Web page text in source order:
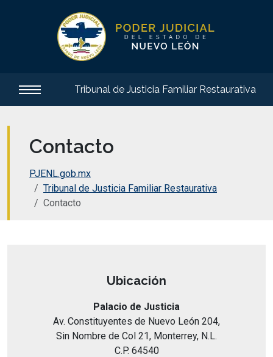
Tribunal de Justicia Familiar Restaurativa
Contacto
PJENL.gob.mx
Tribunal de Justicia Familiar Restaurativa
Contacto
Ubicación
Palacio de Justicia
Av. Constituyentes de Nuevo León 204,
Sin Nombre de Col 21, Monterrey, N.L.
C.P. 64540